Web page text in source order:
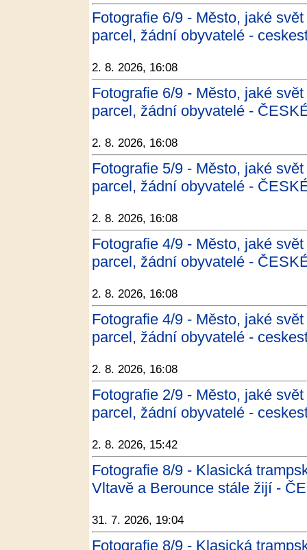
Fotografie 6/9 - Město, jaké
parcel, žádní obyvatelé -
2. 8. 2026, 16:08
Fotografie 6/9 - Město, jaké
parcel, žádní obyvatelé -
2. 8. 2026, 16:08
Fotografie 5/9 - Město, jaké
parcel, žádní obyvatelé -
2. 8. 2026, 16:08
Fotografie 4/9 - Město, jaké
parcel, žádní obyvatelé -
2. 8. 2026, 16:08
Fotografie 4/9 - Město, jaké
parcel, žádní obyvatelé -
2. 8. 2026, 16:08
Fotografie 2/9 - Město, jaké
parcel, žádní obyvatelé -
2. 8. 2026, 15:42
Fotografie 8/9 - Klasická
Vltavě a Berounce stále žijí -
31. 7. 2026, 19:04
Fotografie 8/9 - Klasická